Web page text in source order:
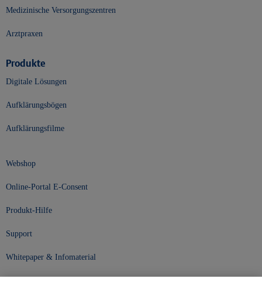
Medizinische Versorgungszentren
Arztpraxen
Produkte
Digitale Lösungen
Aufklärungsbögen
Aufklärungsfilme
Webshop
Online-Portal E-Consent
Produkt-Hilfe
Support
Whitepaper & Infomaterial